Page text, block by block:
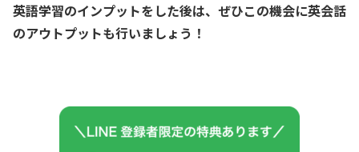
英語学習のインプットをした後は、ぜひこの機会に英会話
のアウトプットも行いましょう！